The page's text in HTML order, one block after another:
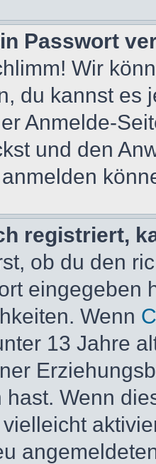
Passwort
Wir
du kannst es
Anmelde-
und den
registriert,
ob du den
eingegeben
Wenn
13 Jahre
Wenn